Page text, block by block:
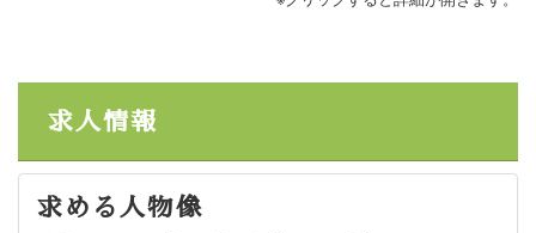
求人情報
求める人物像